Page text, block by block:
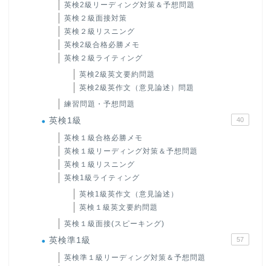
英検2級リーディング対策＆予想問題
英検２級面接対策
英検２級リスニング
英検2級合格必勝メモ
英検２級ライティング
英検2級英文要約問題
英検2級英作文（意見論述）問題
練習問題・予想問題
英検1級 40
英検１級合格必勝メモ
英検１級リーディング対策＆予想問題
英検１級リスニング
英検1級ライティング
英検1級英作文（意見論述）
英検１級英文要約問題
英検１級面接(スピーキング)
英検準1級 57
英検準１級リーディング対策＆予想問題